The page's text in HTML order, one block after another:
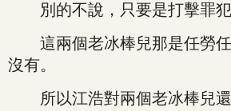
別的不說，只要是打擊罪犯
這兩個老冰棒兒那是任勞任
沒有。
所以江浩對兩個老冰棒兒還